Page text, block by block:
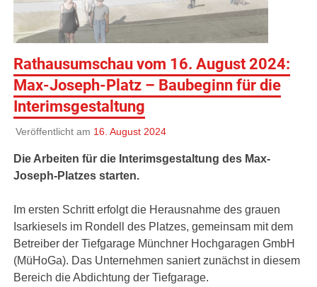
Rathausumschau vom 16. August 2024:
Max-Joseph-Platz – Baubeginn für die
Interimsgestaltung
Veröffentlicht am 16. August 2024
Die Arbeiten für die Interimsgestaltung des Max-
Joseph-Platzes starten.
Im ersten Schritt erfolgt die Herausnahme des grauen
Isarkiesels im Rondell des Platzes, gemeinsam mit dem
Betreiber der Tiefgarage Münchner Hochgaragen GmbH
(MüHoGa). Das Unternehmen saniert zunächst in diesem
Bereich die Abdichtung der Tiefgarage.